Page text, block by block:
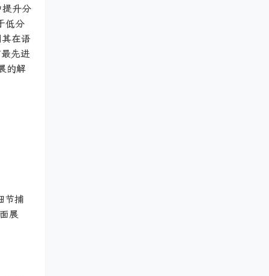
升分
低分
在语
先进
的解
节捕
展